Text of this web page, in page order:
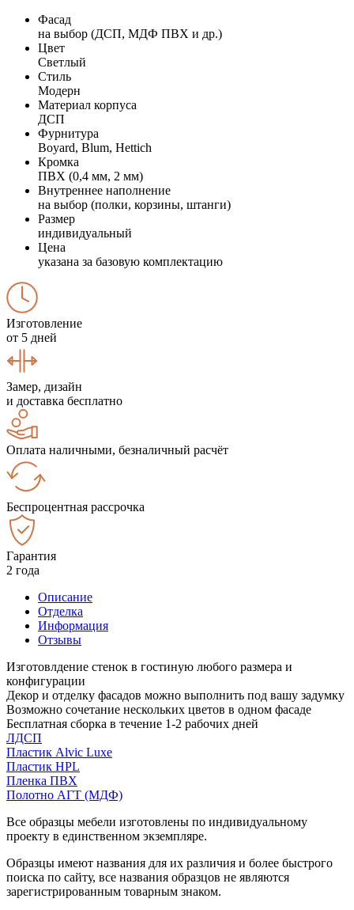
Фасад
на выбор (ДСП, МДФ ПВХ и др.)
Цвет
Светлый
Стиль
Модерн
Материал корпуса
ДСП
Фурнитура
Boyard, Blum, Hettich
Кромка
ПВХ (0,4 мм, 2 мм)
Внутреннее наполнение
на выбор (полки, корзины, штанги)
Размер
индивидуальный
Цена
указана за базовую комплектацию
Изготовление
от 5 дней
Замер, дизайн
и доставка бесплатно
Оплата наличными, безналичный расчёт
Беспроцентная рассрочка
Гарантия
2 года
Описание
Отделка
Информация
Отзывы
Изготовлдение стенок в гостиную любого размера и
конфигурации
Декор и отделку фасадов можно выполнить под вашу задумку
Возможно сочетание нескольких цветов в одном фасаде
Бесплатная сборка в течение 1-2 рабочих дней
ЛДСП
Пластик Alvic Luxe
Пластик HPL
Пленка ПВХ
Полотно АГТ (МДФ)
Все образцы мебели изготовлены по индивидуальному
проекту в единственном экземпляре.
Образцы имеют названия для их различия и более быстрого
поиска по сайту, все названия образцов не являются
зарегистрированным товарным знаком.